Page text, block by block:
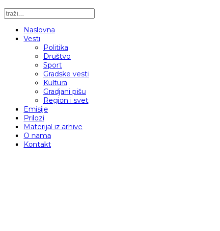
Naslovna
Vesti
Politika
Društvo
Sport
Gradske vesti
Kultura
Gradjani pišu
Region i svet
Emisije
Prilozi
Materijal iz arhive
O nama
Kontakt